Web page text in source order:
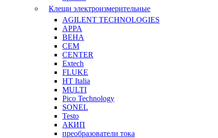
Клещи электроизмерительные
AGILENT TECHNOLOGIES
APPA
BEHA
CEM
CENTER
Extech
FLUKE
HT Italia
MULTI
Pico Technology
SONEL
Testo
АКИП
преобразователи тока